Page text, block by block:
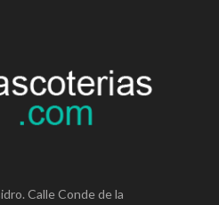
Calle Conde de la